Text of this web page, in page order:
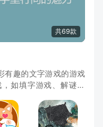
共69款
有趣的文字游戏的游戏
如填字游戏、解谜游